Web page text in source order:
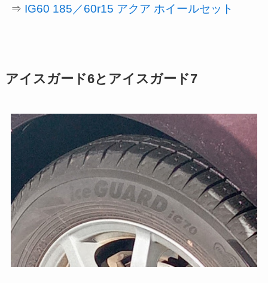
⇒ IG60 185／60r15 アクア ホイールセット
アイスガード6とアイスガード7